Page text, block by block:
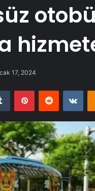
17, 2024
Tumblr PinterestReddit